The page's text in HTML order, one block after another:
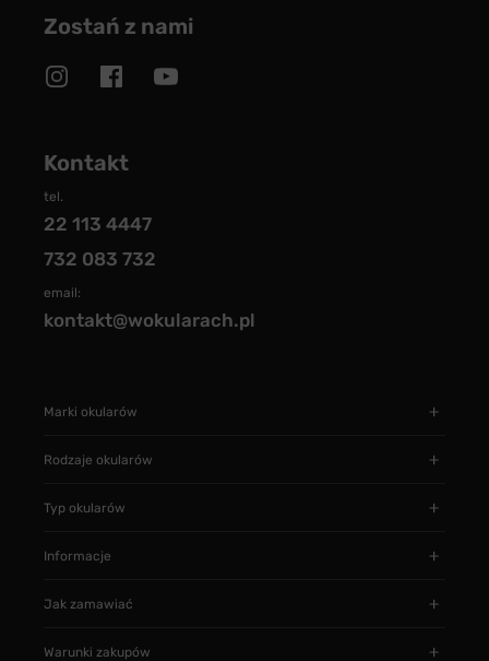
Zostań z nami
Kontakt
tel.
22 113 4447
732 083 732
email:
kontakt@wokularach.pl
Marki okularów
Rodzaje okularów
Typ okularów
Informacje
Jak zamawiać
Warunki zakupów